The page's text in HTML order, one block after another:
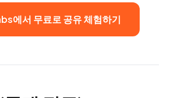
에서 무료로 공유 체험하기